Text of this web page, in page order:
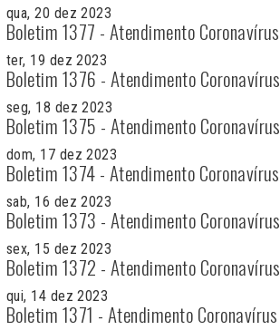
qua, 20 dez 2023
Boletim 1377 - Atendimento Coronavírus
ter, 19 dez 2023
Boletim 1376 - Atendimento Coronavírus
seg, 18 dez 2023
Boletim 1375 - Atendimento Coronavírus
dom, 17 dez 2023
Boletim 1374 - Atendimento Coronavírus
sab, 16 dez 2023
Boletim 1373 - Atendimento Coronavírus
sex, 15 dez 2023
Boletim 1372 - Atendimento Coronavírus
qui, 14 dez 2023
Boletim 1371 - Atendimento Coronavírus